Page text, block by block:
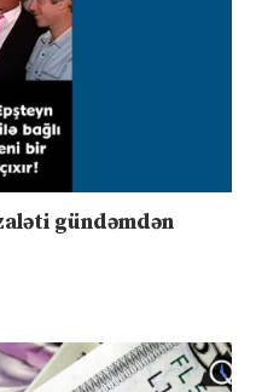
gündəmdən